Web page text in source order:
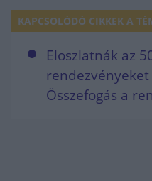
KAPCSOLÓDÓ CIKKEK A
Eloszlatnák az
Összefogás a